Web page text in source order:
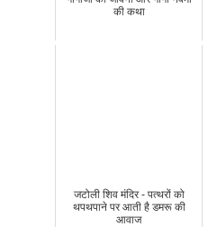
की कथा
जटोली शिव मंदिर - पत्थरों को
थपथपाने पर आती है डमरू की
आवाज